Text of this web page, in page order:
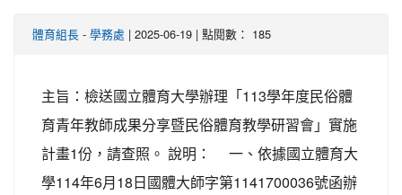
體育組長 - 學務處 | 2025-06-19 | 點閱數： 185
主旨：檢送國立體育大學辦理「113學年度民俗體
育青年教師成果分享暨民俗體育教學研習會」實施
計畫1份，請查照。 說明： 一、依據國立體育大
學114年6月18日國體大師字第1141700036號函辦